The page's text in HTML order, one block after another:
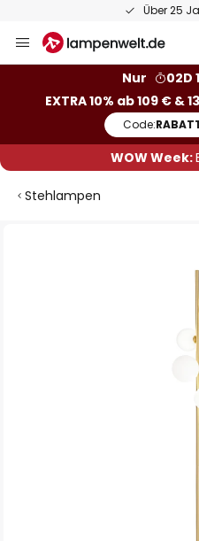
50
Inhalt
Nur
02D
EXTRA 10% ab 109 € &
Code:
WOW Week:
Stehlampen